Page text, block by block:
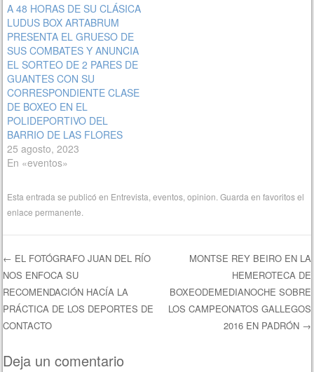
A 48 HORAS DE SU CLÁSICA
LUDUS BOX ARTABRUM
PRESENTA EL GRUESO DE
SUS COMBATES Y ANUNCIA
EL SORTEO DE 2 PARES DE
GUANTES CON SU
CORRESPONDIENTE CLASE
DE BOXEO EN EL
POLIDEPORTIVO DEL
BARRIO DE LAS FLORES
25 agosto, 2023
En «eventos»
Esta entrada se publicó en Entrevista ,eventos ,opinion . Guarda en favoritos el
enlace permanente
Navegación de entradas
← EL FOTÓGRAFO JUAN DEL RÍO
NOS ENFOCA SU
RECOMENDACIÓN HACÍA LA
PRÁCTICA DE LOS DEPORTES DE
CONTACTO
MONTSE REY BEIRO EN LA
HEMEROTECA DE
BOXEODEMEDIANOCHE SOBRE
LOS CAMPEONATOS GALLEGOS
2016 EN PADRÓN →
Deja un comentario